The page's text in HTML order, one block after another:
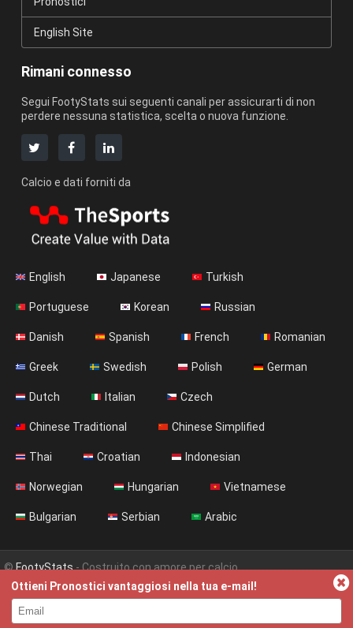
English Site
Rimani connesso
Segui FootyStats sui seguenti canali per assicurarti di non
perdere nessuna statistica, scelta o nuova funzione.
Calcio e dati forniti da
English Japanese Turkish
Portuguese Korean Russian
Danish Spanish French Romanian
Greek Swedish Polish German
Dutch Italian Czech
Chinese Traditional Chinese Simplified
Thai Croatian Indonesian
Norwegian Hungarian Vietnamese
Bulgarian Serbian Arabic
©FootyStats- Costruito con amore per calcio
Contatti
Chi siamo Aiuto Politica sulla privacy
Ottieni Pronostici vantaggiosi nella tua e-mail!